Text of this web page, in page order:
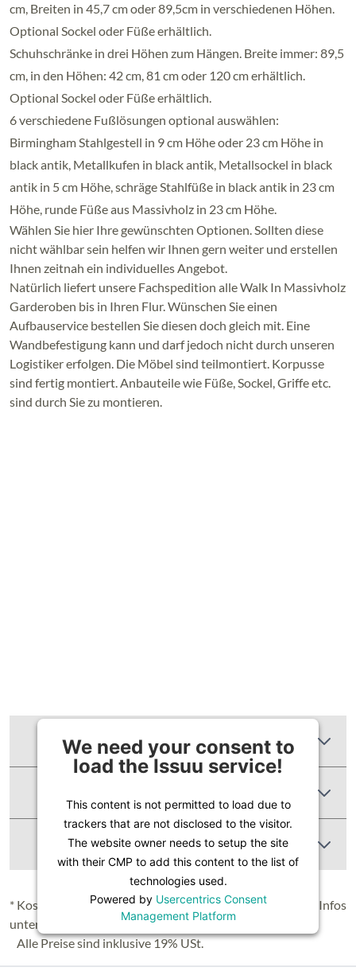
cm, Breiten in 45,7 cm oder 89,5cm in verschiedenen Höhen.
Optional Sockel oder Füße erhältlich.
Schuhschränke in drei Höhen zum Hängen. Breite immer: 89,5
cm, in den Höhen: 42 cm, 81 cm oder 120 cm erhältlich.
Optional Sockel oder Füße erhältlich.
6 verschiedene Fußlösungen optional auswählen:
Birmingham Stahlgestell in 9 cm Höhe oder 23 cm Höhe in
black antik, Metallkufen in black antik, Metallsockel in black
antik in 5 cm Höhe, schräge Stahlfüße in black antik in 23 cm
Höhe, runde Füße aus Massivholz in 23 cm Höhe.
Wählen Sie hier Ihre gewünschten Optionen. Sollten diese
nicht wählbar sein helfen wir Ihnen gern weiter und erstellen
Ihnen zeitnah ein individuelles Angebot.
Natürlich liefert unsere Fachspedition alle Walk In Massivholz
Garderoben bis in Ihren Flur. Wünschen Sie einen
Aufbauservice bestellen Sie diesen doch gleich mit. Eine
Wandbefestigung kann und darf jedoch nicht durch unseren
Logistiker erfolgen. Die Möbel sind teilmontiert. Korpusse
sind fertig montiert. Anbauteile wie Füße, Sockel, Griffe etc.
sind durch Sie zu montieren.
We need your consent to
load the Issuu service!
This content is not permitted to load due to
trackers that are not disclosed to the visitor.
The website owner needs to setup the site
with their CMP to add this content to the list of
technologies used.
Powered by Usercentrics Consent
Management Platform
Zusätzliche Informationen
Abbildung Ähnlich
* Kostenloser Versand in Deutschland (Festland), nähere Infos
unter
Lieferung & Versand.
Alle Preise sind inklusive 19% USt.